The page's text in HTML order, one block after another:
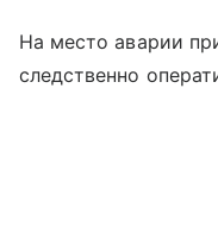
На место аварии
следственно